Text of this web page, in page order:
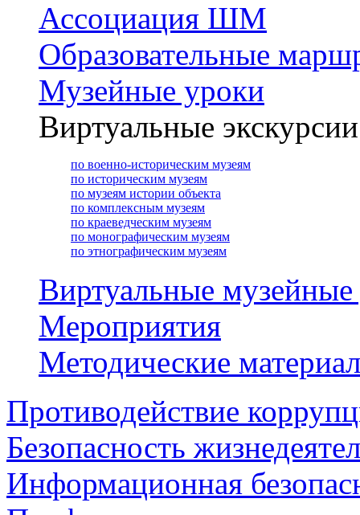
Ассоциация ШМ
Образовательные
Музейные уроки
Виртуальные экскурсии
по военно-историческим музеям
по историческим музеям
по музеям истории объекта
по комплексным музеям
по краеведческим музеям
по монографическим музеям
по этнографическим музеям
Виртуальные
Мероприятия
Методические
Противодействие
Безопасность
Информационная